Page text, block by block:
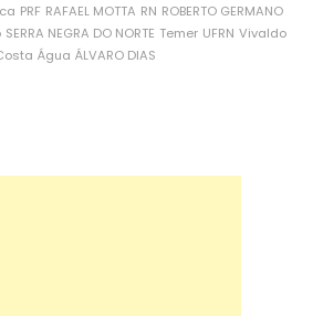
PRF RAFAEL MOTTA RN ROBERTO GERMANO
SERRA NEGRA DO NORTE Temer UFRN Vivaldo
Água ÁLVARO DIAS